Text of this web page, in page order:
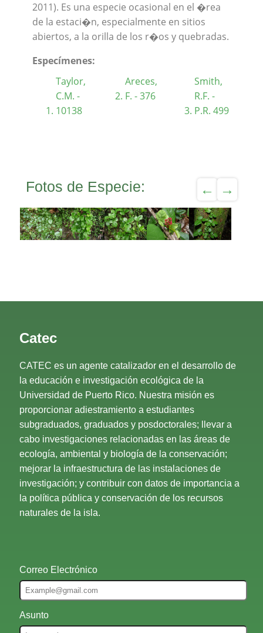
2011). Es una especie ocasional en el �rea
de la estaci�n, especialmente en sitios
abiertos, a la orilla de los r�os y quebradas.
Especímenes:
Taylor,
C.M. -
10138
Areces,
F. - 376
Smith,
R.F. -
P.R. 499
Fotos de Especie:
Catec
CATEC es un agente catalizador en el desarrollo de
la educación e investigación ecológica de la
Universidad de Puerto Rico. Nuestra misión es
proporcionar adiestramiento a estudiantes
subgraduados, graduados y posdoctorales; llevar a
cabo investigaciones relacionadas en las áreas de
ecología, ambiental y biología de la conservación;
mejorar la infraestructura de las instalaciones de
investigación; y contribuir con datos de importancia a
la política pública y conservación de los recursos
naturales de la isla.
Correo Electrónico
Asunto